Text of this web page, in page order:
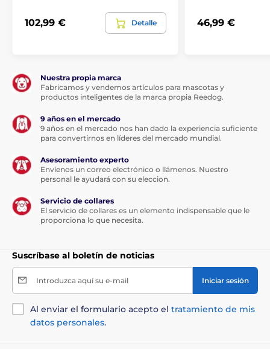
102,99 € Detalle 46,99 €
Nuestra propia marca
Fabricamos y vendemos artículos para mascotas y
productos inteligentes de la marca propia Reedog.
9 años en el mercado
9 años en el mercado nos han dado la experiencia suficiente
para convertirnos en líderes del mercado mundial.
Asesoramiento experto
Envíenos un correo electrónico o llámenos. Nuestro
personal le ayudará con su eleccion.
Servicio de collares
El servicio de collares es un elemento indispensable que le
proporciona lo que necesita.
Suscríbase al boletín de noticias
Introduzca aquí su e-mail Iniciar sesión
Al enviar el formulario acepto el tratamiento de mis
datos personales.